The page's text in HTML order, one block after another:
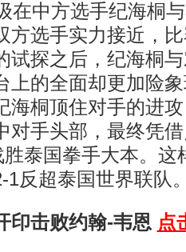
中方选手纪海桐与
方选手实力接近，
试探之后，纪海桐
上的全面却更加险
海桐顶住对手的进
对手头部，最终凭
泰国拳手大本。这
1反超泰国世界联队
印击败约翰-韦恩 点